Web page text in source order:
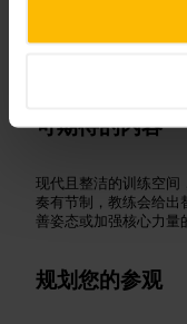
#普拉提 #器械普拉提
可期待的内容
现代且整洁的训练空间
奏有节制，教练会给出
善姿态或加强核心力量
规划您的参观